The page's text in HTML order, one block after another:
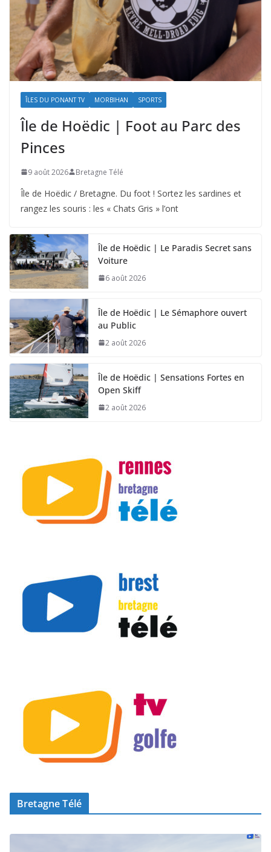
ÎLES DU PONANT TV MORBIHAN SPORTS
Île de Hoëdic | Foot au Parc des
Pinces
9 août 2026 Bretagne Télé
Île de Hoëdic / Bretagne. Du foot ! Sortez les sardines et
rangez les souris : les « Chats Gris » l’ont
Île de Hoëdic | Le Paradis Secret sans
Voiture
6 août 2026
Île de Hoëdic | Le Sémaphore ouvert
au Public
2 août 2026
Île de Hoëdic | Sensations Fortes en
Open Skiff
2 août 2026
Bretagne Télé